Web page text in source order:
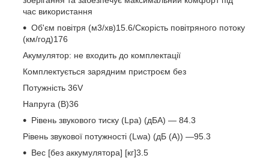
час використання
Об'єм повітря (м3/хв)15.6/Скорість повітряного потоку
(км/год)176
Акумулятор: не входить до комплектації
Комплектується зарядним пристроєм без
Потужність 36V
Напруга (В)36
Рівень звукового тиску (Lpa) (дБА) — 84.3
Рівень звукової потужності (Lwa) (дБ (А)) —95.3
Вес [без аккумулятора] [кг]3.5